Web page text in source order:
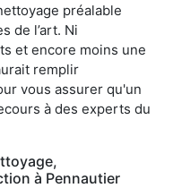
préalable
de l’art. Ni
et encore moins une
remplir
vous assurer qu'un
à des experts du
à Pennautier